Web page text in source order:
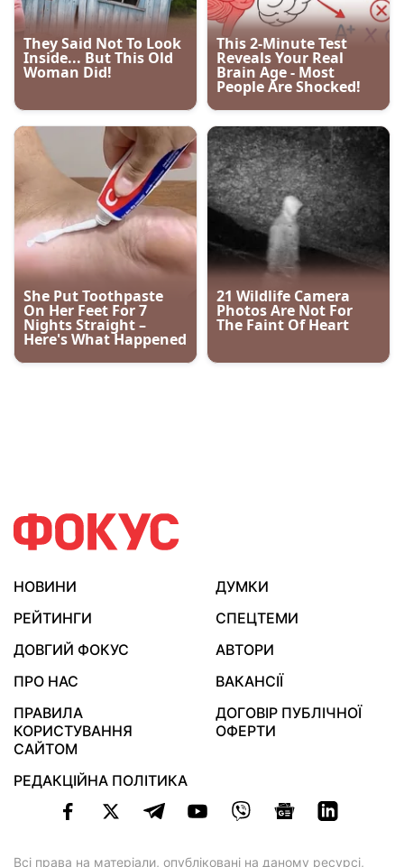
НОВИНИ
ДУМКИ
РЕЙТИНГИ
СПЕЦТЕМИ
ДОВГИЙ ФОКУС
АВТОРИ
ПРО НАС
ВАКАНСІЇ
ПРАВИЛА
КОРИСТУВАННЯ
САЙТОМ
ДОГОВІР ПУБЛІЧНОЇ
ОФЕРТИ
РЕДАКЦІЙНА ПОЛІТИКА
Всі права на матеріали, опубліковані на даному ресурсі,